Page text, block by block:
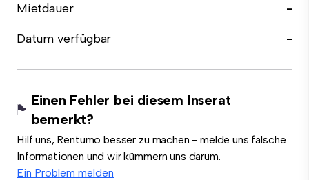
Mietdauer
-
Datum verfügbar
-
Einen Fehler bei diesem Inserat
bemerkt?
Hilf uns, Rentumo besser zu machen - melde uns falsche
Informationen und wir kümmern uns darum.
Ein Problem melden